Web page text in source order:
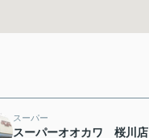
スーパー
スーパーオオカワ 桜川店